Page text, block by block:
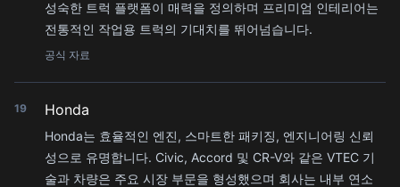
성숙한 트럭 플랫폼이 매력을 정의하며 프리미엄 인테리어는
전통적인 작업용 트럭의 기대치를 뛰어넘습니다.
공식 자료
19 Honda
Honda는 효율적인 엔진, 스마트한 패키징, 엔지니어링 신뢰
성으로 유명합니다. Civic, Accord 및 CR-V와 같은 VTEC 기
술과 차량은 주요 시장 부문을 형성했으며 회사는 내부 연소